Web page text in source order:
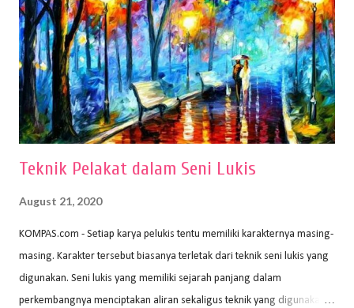
nyaman dan maksimal. Bahan kertas yang baik salah satu syaratnya
adalah tidak mudah sobek, mengingat menggambar merupakan
proses menggores dan menghapus. Kertas adalah bahan yang paling
ideal digunakan untuk menggambar. Dalam menggambar
menggunakan pen...
Teknik Pelakat dalam Seni Lukis
August 21, 2020
KOMPAS.com - Setiap karya pelukis tentu memiliki karakternya masing-
masing. Karakter tersebut biasanya terletak dari teknik seni lukis yang
digunakan. Seni lukis yang memiliki sejarah panjang dalam
perkembangnya menciptakan aliran sekaligus teknik yang digunakan.